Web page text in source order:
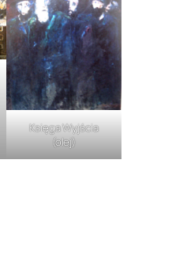
Księga Wyjścia
(olej)